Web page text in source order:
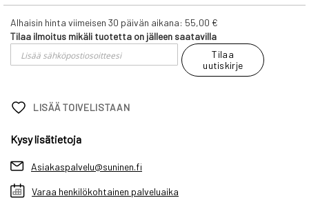
Alhaisin hinta viimeisen 30 päivän aikana: 55,00 €
Tilaa ilmoitus mikäli tuotetta on jälleen saatavilla
Tilaa
uutiskirje
LISÄÄ TOIVELISTAAN
Kysy lisätietoja
Asiakaspalvelu@suninen.fi
Varaa henkilökohtainen palveluaika